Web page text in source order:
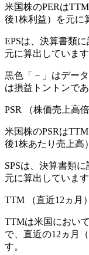
米国株のPERは
後1株利益）を元に
EPSは、決算書類
元に算出しています
黒色「－」はデー
は損益トントンで
PSR （株価売上高倍
米国株のPSRは
後1株あたり売上高
SPSは、決算書類
元に算出しています
TTM （直近12ヵ月）
TTMは米国におい
で、直近の12ヵ月
す。